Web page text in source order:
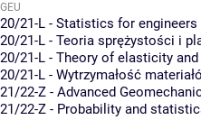
GEU
20/21-L - Statistics for engineers
20/21-L - Teoria sprężystości i
20/21-L - Theory of elasticity
20/21-L - Wytrzymałość
21/22-Z - Advanced
21/22-Z - Probability and